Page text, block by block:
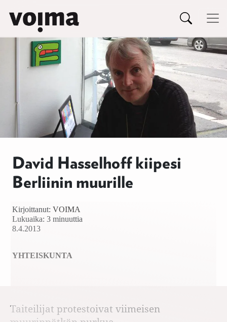
Siirry sisältöön
Päävalikko
David Hasselhoff kiipesi
Berliinin muurille
8.4.2013
Kirjoittanut: VOIMA
Lukuaika: 3 minuuttia
YHTEISKUNTA
Taiteilijat protestoivat viimeisen